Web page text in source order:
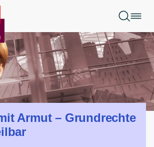
Armut – Grundrechte